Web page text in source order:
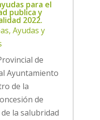
para el
publica y
2022.
, Ayudas y
de
Ayuntamiento
de la
de
la salubridad